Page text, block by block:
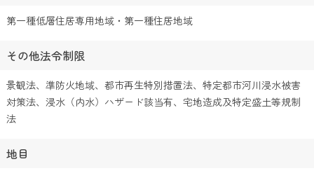
第一種低層住居専用地域・第一種住居地域
その他法令制限
景観法、準防火地域、都市再生特別措置法、特定都市河川浸水被害
対策法、浸水（内水）ハザード該当有、宅地造成及特定盛土等規制
法
地目